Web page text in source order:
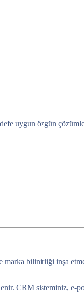
uygun özgün
bilinirliği inşa
CRM sisteminiz, e-